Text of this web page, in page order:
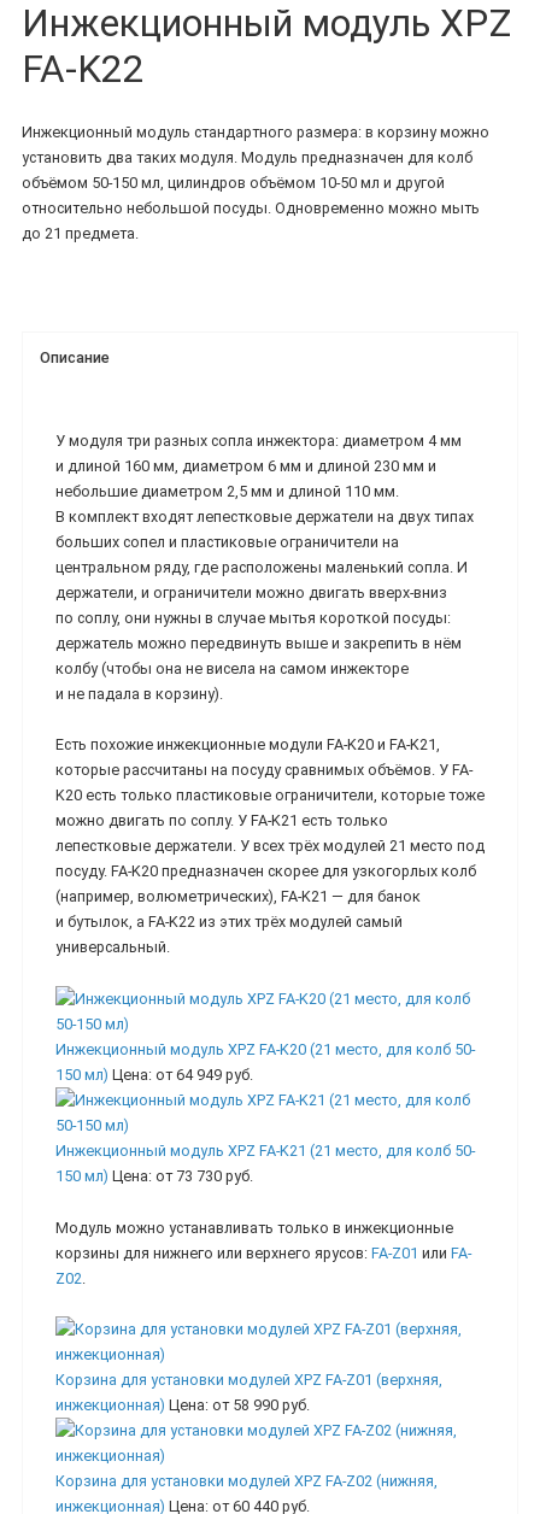
Инжекционный модуль XPZ
FA-K22
Инжекционный модуль стандартного размера: в корзину можно
установить два таких модуля. Модуль предназначен для колб
объёмом 50-150 мл, цилиндров объёмом 10-50 мл и другой
относительно небольшой посуды. Одновременно можно мыть
до 21 предмета.
Описание
У модуля три разных сопла инжектора: диаметром 4 мм
и длиной 160 мм, диаметром 6 мм и длиной 230 мм и
небольшие диаметром 2,5 мм и длиной 110 мм.
В комплект входят лепестковые держатели на двух типах
больших сопел и пластиковые ограничители на
центральном ряду, где расположены маленький сопла. И
держатели, и ограничители можно двигать вверх-вниз
по соплу, они нужны в случае мытья короткой посуды:
держатель можно передвинуть выше и закрепить в нём
колбу (чтобы она не висела на самом инжекторе
и не падала в корзину).
Есть похожие инжекционные модули FA-K20 и FA-K21,
которые рассчитаны на посуду сравнимых объёмов. У FA-
K20 есть только пластиковые ограничители, которые тоже
можно двигать по соплу. У FA-K21 есть только
лепестковые держатели. У всех трёх модулей 21 место под
посуду. FA-K20 предназначен скорее для узкогорлых колб
(например, волюметрических), FA-K21 — для банок
и бутылок, а FA-K22 из этих трёх модулей самый
универсальный.
Инжекционный модуль XPZ FA-K20 (21 место, для колб 50-
150 мл) Цена: от 64 949 руб.
Инжекционный модуль XPZ FA-K21 (21 место, для колб 50-
150 мл) Цена: от 73 730 руб.
Модуль можно устанавливать только в инжекционные
корзины для нижнего или верхнего ярусов: FA-Z01 или FA-
Z02
Корзина для установки модулей XPZ FA-Z01 (верхняя,
инжекционная) Цена: от 58 990 руб.
Корзина для установки модулей XPZ FA-Z02 (нижняя,
инжекционная) Цена: от 60 440 руб.